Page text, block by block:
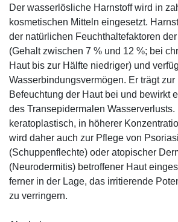
Der wasserlösliche Harnstoff wird in
kosmetischen Mitteln eingesetzt.
der natürlichen Feuchthaltefaktoren
(Gehalt zwischen 7 % und 12 %; bei
Haut bis zur Hälfte niedriger) und
Wasserbindungsvermögen. Er trägt
Befeuchtung der Haut bei und bewirkt
des Transepidermalen Wasserverlusts.
keratoplastisch, in höherer
wird daher auch zur Pflege von
(Schuppenflechte) oder atopischer
(Neurodermitis) betroffener Haut
ferner in der Lage, das irritierende
zu verringern.